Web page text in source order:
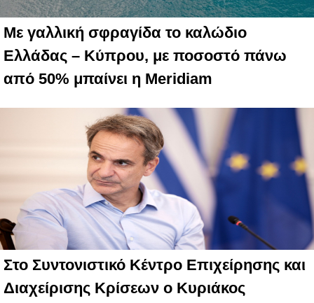
Με γαλλική σφραγίδα το καλώδιο
Ελλάδας – Κύπρου, με ποσοστό πάνω
από 50% μπαίνει η Meridiam
Στο Συντονιστικό Κέντρο Επιχείρησης και
Διαχείρισης Κρίσεων ο Κυριάκος